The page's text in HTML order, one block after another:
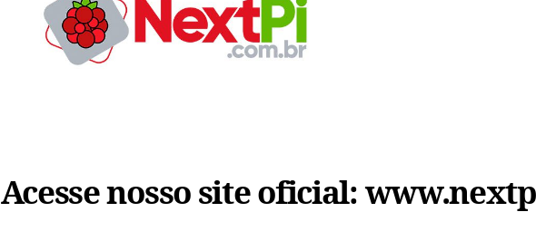
Acesse nosso site oficial: